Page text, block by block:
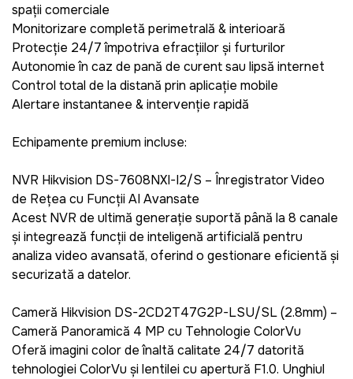
spații comerciale
Monitorizare completă perimetrală & interioară
Protecție 24/7 împotriva efracțiilor și furturilor
Autonomie în caz de pană de curent sau lipsă internet
Control total de la distanță prin aplicație mobile
Alertare instantanee & intervenție rapidă
Echipamente premium incluse:
NVR Hikvision DS-7608NXI-I2/S – Înregistrator Video
de Rețea cu Funcții AI Avansate
Acest NVR de ultimă generație suportă până la 8 canale
și integrează funcții de inteligență artificială pentru
analiza video avansată, oferind o gestionare eficientă și
securizată a datelor.​
Cameră Hikvision DS-2CD2T47G2P-LSU/SL (2.8mm) –
Cameră Panoramică 4 MP cu Tehnologie ColorVu
Oferă imagini color de înaltă calitate 24/7 datorită
tehnologiei ColorVu și lentilei cu apertură F1.0. Unghiul